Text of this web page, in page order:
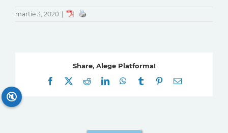
martie 3, 2020
Share, Alege Platforma!
Facebook
RedditLinkedInWhatsApp
Tumblr Pinterest
E-
🔇